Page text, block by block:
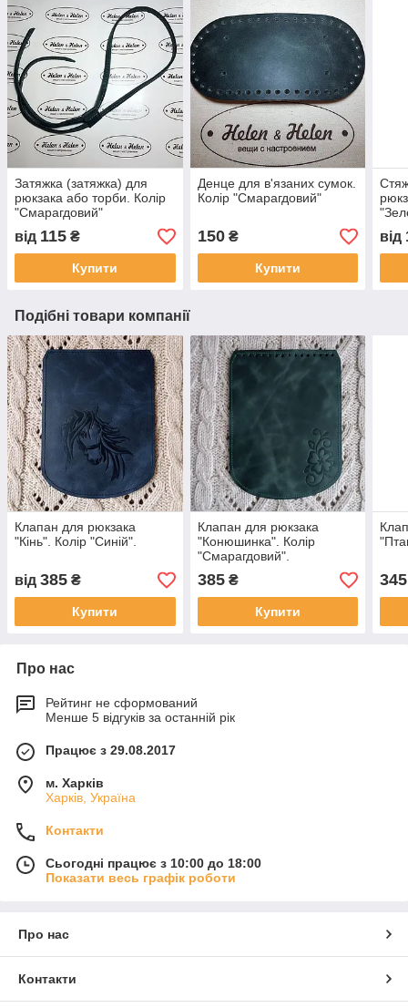
Затяжка (затяжка) для
рюкзака або торби. Колір
"Смарагдовий"
від 115 ₴
Купити
Денце для в'язаних сумок.
Колір "Смарагдовий"
150₴
Купити
від
Подібні товари компанії
Клапан для рюкзака
"Кiнь". Колір "Синій".
від 385 ₴
Купити
Клапан для рюкзака
"Конюшинка". Колір
"Смарагдовий".
385₴
Купити
345
Про нас
Рейтинг не сформований
Менше 5 відгуків за останній рік
Працює з 29.08.2017
м. Харків
Харків, Україна
Контакти
Сьогодні працює з 10:00 до 18:00
Показати весь графік роботи
Про нас
Контакти